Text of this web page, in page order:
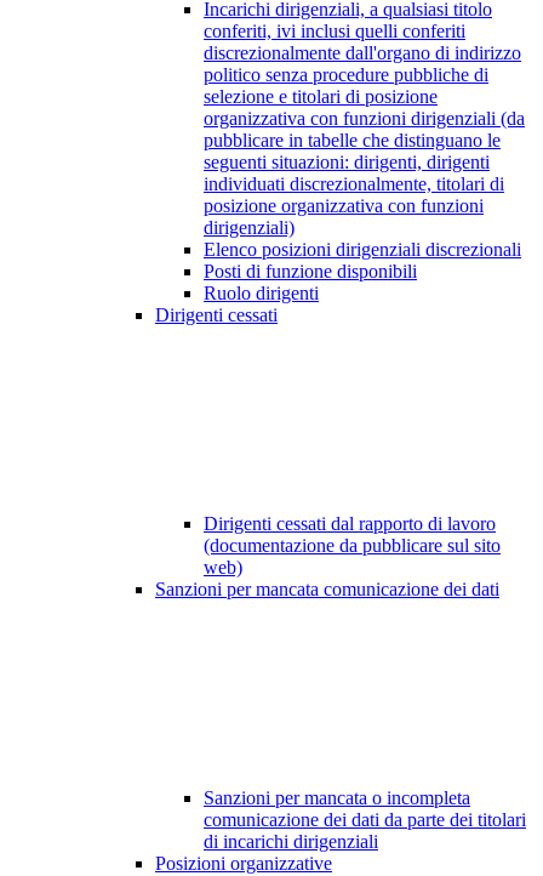
Incarichi dirigenziali, a qualsiasi titolo
conferiti, ivi inclusi quelli conferiti
discrezionalmente dall'organo di indirizzo
politico senza procedure pubbliche di
selezione e titolari di posizione
organizzativa con funzioni dirigenziali (da
pubblicare in tabelle che distinguano le
seguenti situazioni: dirigenti, dirigenti
individuati discrezionalmente, titolari di
posizione organizzativa con funzioni
dirigenziali)
Elenco posizioni dirigenziali discrezionali
Posti di funzione disponibili
Ruolo dirigenti
Dirigenti cessati
Dirigenti cessati dal rapporto di lavoro
(documentazione da pubblicare sul sito
web)
Sanzioni per mancata comunicazione dei dati
Sanzioni per mancata o incompleta
comunicazione dei dati da parte dei titolari
di incarichi dirigenziali
Posizioni organizzative